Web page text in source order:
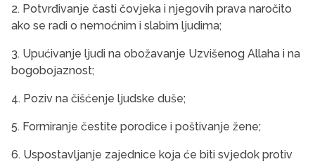
2. Potvrđivanje časti čovjeka i njegovih prava naročito
ako se radi o nemoćnim i slabim ljudima;
3. Upućivanje ljudi na obožavanje Uzvišenog Allaha i na
bogobojaznost;
4. Poziv na čišćenje ljudske duše;
5. Formiranje čestite porodice i poštivanje žene;
6. Uspostavljanje zajednice koja će biti svjedok protiv